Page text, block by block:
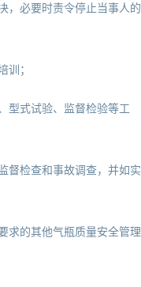
，必要时责令停止当事人的
训；
型式试验、监督检验等工
督检查和事故调查，并如实
求的其他气瓶质量安全管理